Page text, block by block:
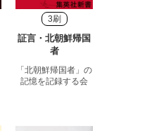
3刷
証言・北朝鮮帰国
者
「北朝鮮帰国者」の
記憶を記録する会